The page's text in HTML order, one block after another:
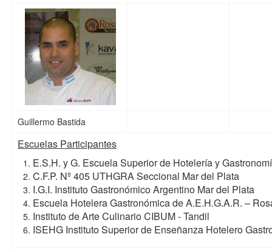
Guillermo Bastida
Escuelas Participantes
E.S.H. y G. Escuela Superior de Hotelería y
C.F.P. Nº 405 UTHGRA Seccional Mar del Plata
I.G.I. Instituto Gastronómico Argentino Mar del Plata
Escuela Hotelera Gastronómica de A.E.H.G.A.R. –
Instituto de Arte Culinario CIBUM - Tandil
ISEHG Instituto Superior de Enseñanza Hotelero